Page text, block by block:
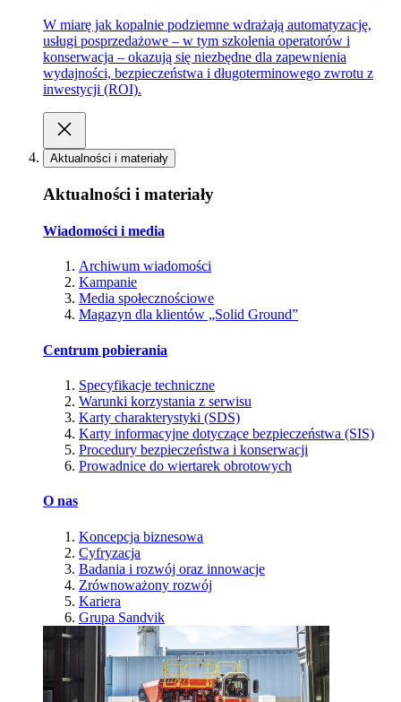
W miarę jak kopalnie podziemne wdrażają automatyzację,
usługi posprzedażowe – w tym szkolenia operatorów i
konserwacja – okazują się niezbędne dla zapewnienia
wydajności, bezpieczeństwa i długoterminowego zwrotu z
inwestycji (ROI).
Aktualności i materiały
Aktualności i materiały
Wiadomości i media
Archiwum wiadomości
Kampanie
Media społecznościowe
Magazyn dla klientów „Solid Ground”
Centrum pobierania
Specyfikacje techniczne
Warunki korzystania z serwisu
Karty charakterystyki (SDS)
Karty informacyjne dotyczące bezpieczeństwa (SIS)
Procedury bezpieczeństwa i konserwacji
Prowadnice do wiertarek obrotowych
O nas
Koncepcja biznesowa
Cyfryzacja
Badania i rozwój oraz innowacje
Zrównoważony rozwój
Kariera
Grupa Sandvik